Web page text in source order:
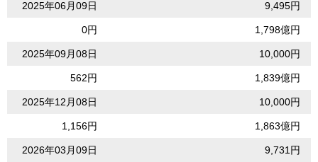
2025年06月09日 9,495円
0円 1,798億円
2025年09月08日 10,000円
562円 1,839億円
2025年12月08日 10,000円
1,156円 1,863億円
2026年03月09日 9,731円